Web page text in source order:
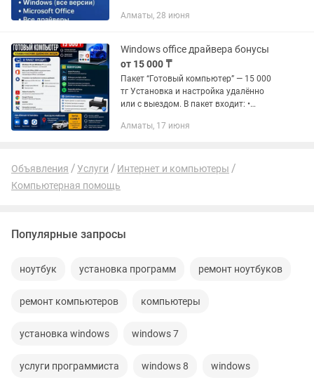
офисных программ с бессрочной
Алматы, 28 июня
Windows office драйвера бонусы
от 15 000 ₸
Пакет “Готовый компьютер” — 15 000
тг Установка и настройка удалённо
или с выездом. В пакет входит: •
• Полная версия Windows на русском
Алматы, 17 июня
Объявления Услуги
Интернет и компьютеры
Компьютерная помощь
Популярные запросы
ноутбук установка программ ремонт ноутбуков
ремонт компьютеров компьютеры
установка windows windows 7
услуги программиста windows 8 windows